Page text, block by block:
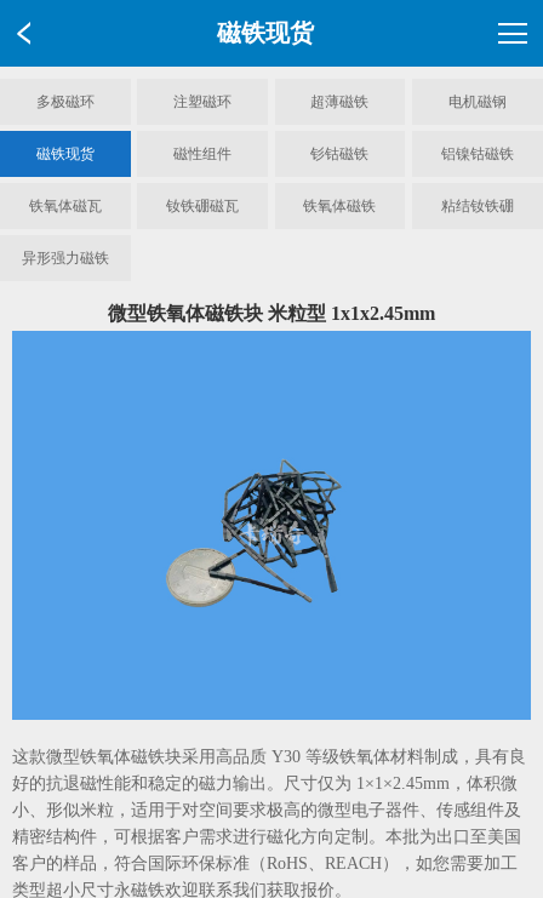
磁铁现货
多极磁环 注塑磁环 超薄磁铁 电机磁钢
磁铁现货 磁性组件 钐钴磁铁 铝镍钴磁铁
铁氧体磁瓦 钕铁硼磁瓦 铁氧体磁铁 粘结钕铁硼
异形强力磁铁
微型铁氧体磁铁块 米粒型 1x1x2.45mm
这款微型铁氧体磁铁块采用高品质 Y30 等级铁氧体材料制成，具有良
好的抗退磁性能和稳定的磁力输出。尺寸仅为 1×1×2.45mm，体积微
小、形似米粒，适用于对空间要求极高的微型电子器件、传感组件及
精密结构件，可根据客户需求进行磁化方向定制。本批为出口至美国
客户的样品，符合国际环保标准（RoHS、REACH），如您需要加工
类型超小尺寸永磁铁欢迎联系我们获取报价。